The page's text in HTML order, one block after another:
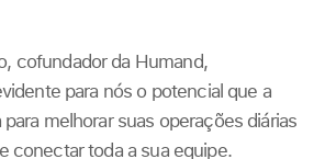
cofundador da Humand,
para nós o potencial que a
melhorar suas operações diárias
conectar toda a sua equipe.